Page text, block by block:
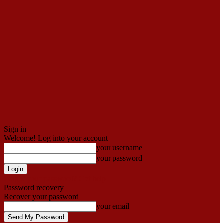
Sign in
Welcome! Log into your account
your username
your password
Password recovery
Recover your password
your email